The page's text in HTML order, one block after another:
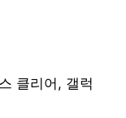
클리어, 갤럭